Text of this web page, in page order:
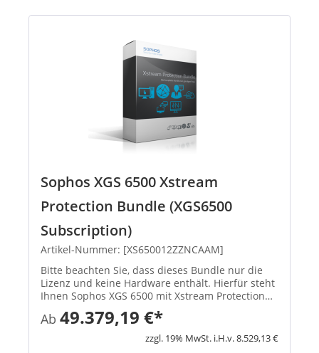
Sophos XGS 6500 Xstream
Protection Bundle (XGS6500
Subscription)
Artikel-Nummer: [XS650012ZZNCAAM]
Bitte beachten Sie, dass dieses Bundle nur die
Lizenz und keine Hardware enthält. Hierfür steht
Ihnen Sophos XGS 6500 mit Xstream Protection
zur Verfügung. Xstream Protection – EIN
einzelnes Bundle für ultim...
Ab 49.379,19 €*
zzgl. 19% MwSt. i.H.v. 8.529,13 €